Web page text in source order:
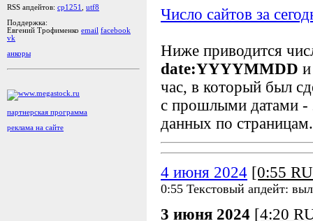
RSS апдейтов: cp1251
utf8
Поддержка:
Евгений Трофименко email facebook
vk
анкоры
партнерская программа
реклама на сайте
Число сайтов за
Ниже приводится
date:YYYYMMDD
час, в который был
с прошлыми датами -
данных по страницам.
4 июня 2024 [0:55
0:55 Текстовый апдейт:
3 июня 2024 [4:20